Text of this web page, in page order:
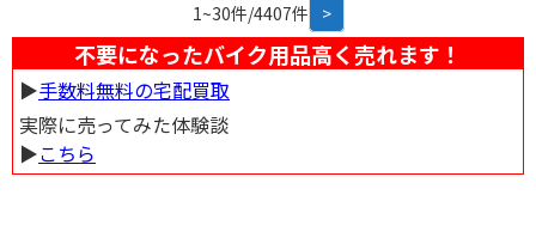
1~30件/4407件 >
不要になったバイク用品高く売れます！
▶︎手数料無料の宅配買取
実際に売ってみた体験談
▶︎こちら